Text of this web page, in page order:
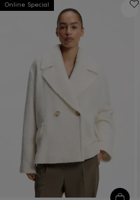
Online Special